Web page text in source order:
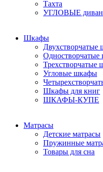
Тахта
УГЛОВЫЕ
Шкафы
Двухстворчатые
Трехстворчатые
Угловые шкафы
Шкафы для книг
ШКАФЫ-КУПЕ
Матрасы
Детские матрасы
Пружинные
Товары для сна